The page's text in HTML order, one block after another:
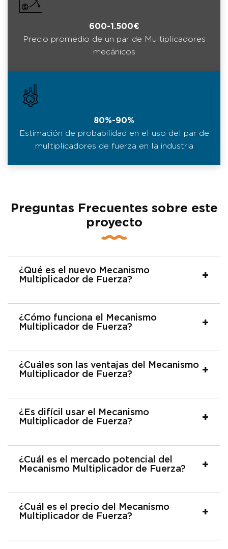
600-1.500€
Precio promedio de un par de Multiplicadores
mecánicos
80%-90%
Estimación de probabilidad en el uso del par de
multiplicadores de fuerza en la industria
Preguntas Frecuentes sobre este
proyecto
¿Qué es el nuevo Mecanismo
Multiplicador de Fuerza?
¿Cómo funciona el Mecanismo
Multiplicador de Fuerza?
¿Cuáles son las ventajas del Mecanismo
Multiplicador de Fuerza?
¿Es difícil usar el Mecanismo
Multiplicador de Fuerza?
¿Cuál es el mercado potencial del
Mecanismo Multiplicador de Fuerza?
¿Cuál es el precio del Mecanismo
Multiplicador de Fuerza?